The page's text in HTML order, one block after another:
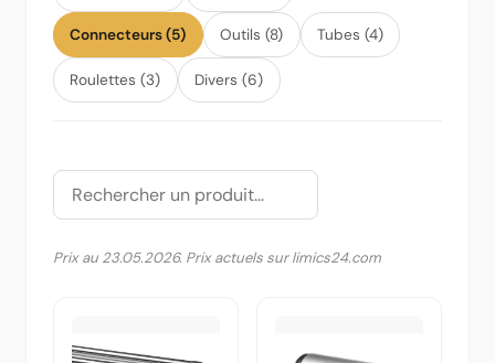
Connecteurs (5) Outils (8) Tubes (4)
Roulettes (3) Divers (6)
Prix au 23.05.2026. Prix actuels sur limics24.com